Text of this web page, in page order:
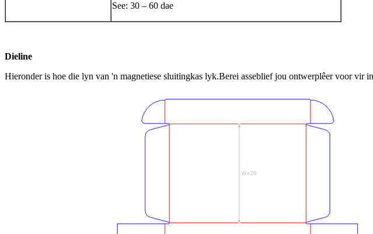
See: 30 – 60 dae
Dieline
Hieronder is hoe die lyn van 'n magnetiese sluitingkas lyk.Berei asseblief jou ontwerplêer voor